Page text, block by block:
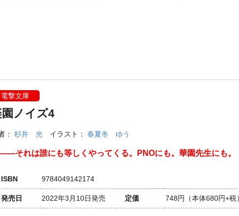
電撃文庫
ノイズ4
： 杉井 光 イラスト： 春夏冬 ゆう
それは誰にも等しくやってくる。PNOにも。華園先生にも。
ISBN 9784049142174
発売日 2022年3月10日発売 定価 748円 （本体680円+税